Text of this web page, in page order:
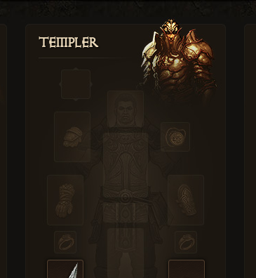
Templer